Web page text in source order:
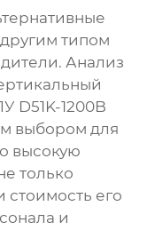
типом
Анализ
D51K-1200B
выбором для
высокую
только
стоимость его
и